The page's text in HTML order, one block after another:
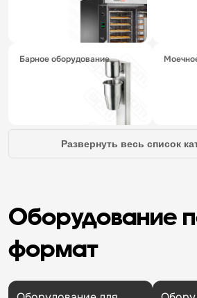
барное оборудование
Развернуть весь список
Оборудование
формат